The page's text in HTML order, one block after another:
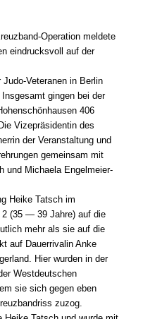
Operation meldete
eindrucksvoll auf der
Veteranen in Berlin
gingen bei der
406
Vizepräsidentin des
der Veranstaltung und
gemeinsam mit
und Michaela Engelmeier-
Heike Tatsch im
(35 — 39 Jahre) auf die
mehr als sie auf die
auf Dauerrivalin Anke
Hier wurden in der
Westdeutschen
sie sich gegen eben
zuzog.